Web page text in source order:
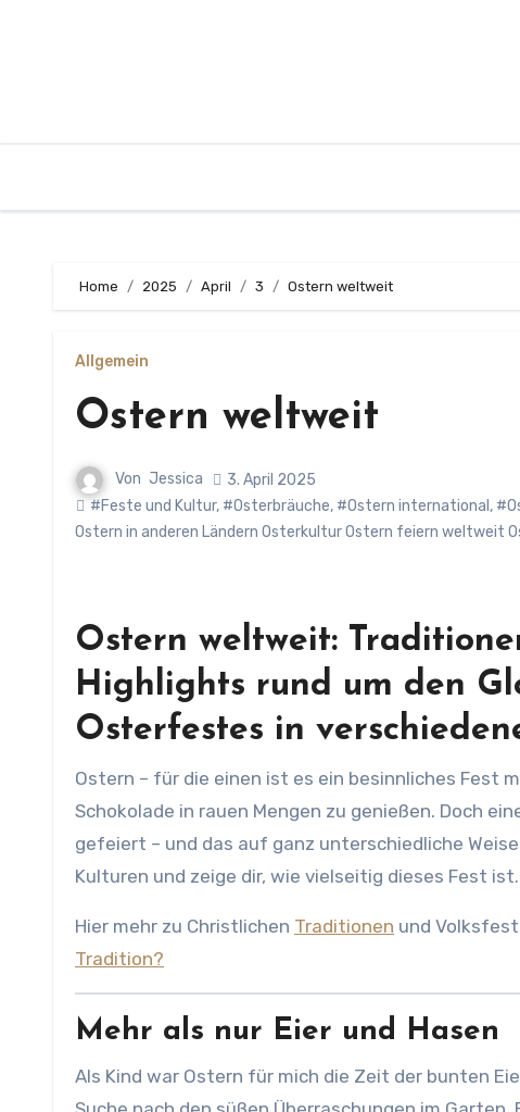
Home 2025 April 3 Ostern weltweit
Allgemein
Ostern weltweit
Von Jessica
3. April 2025
#Feste und Kultur, #Osterbräuche, #Ostern international ,
Ostern in anderen Ländern Osterkultur Ostern feiern weltweit
Ostern weltweit:
Highlights rund um den
Osterfestes in
Ostern – für die einen ist es ein besinnliches Fest mit religiöser Tiefe, für die anderen die perfekte Gelegenheit,
Schokolade in rauen Mengen zu genießen. Doch
gefeiert – und das auf ganz unterschiedliche
Kulturen und zeige dir, wie vielseitig dieses Fest ist.
Hier mehr zu Christlichen Traditionen und
Tradition?
Mehr als nur Eier und Hasen
Als Kind war Ostern für mich die Zeit der bunten